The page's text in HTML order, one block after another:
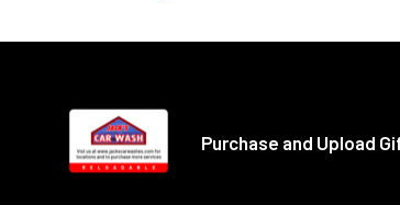
Purchase and Upload